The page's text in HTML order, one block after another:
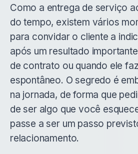
Como a entrega de serviço
do tempo, existem vários
para convidar o cliente a
após um resultado
de contrato ou quando ele
espontâneo. O segredo é
na jornada, de forma que
de ser algo que você
passe a ser um passo
relacionamento.